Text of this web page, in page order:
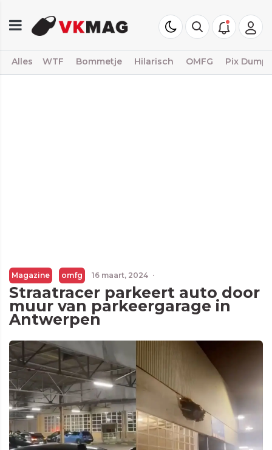
Alles WTF Bommetje Hilarisch OMFG Pix Dump
Magazine omfg 16 maart, 2024 ·
Straatracer parkeert auto door
muur van parkeergarage in
Antwerpen